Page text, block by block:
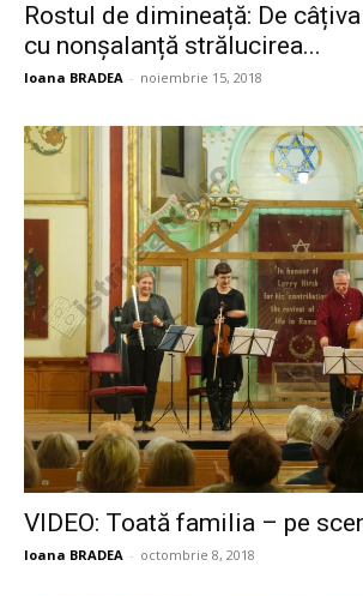
Rostul de dimineață: De
cu nonșalanță strălucirea...
Ioana BRADEA - noiembrie 15, 2018
VIDEO: Toată familia – pe
Ioana BRADEA - octombrie 8, 2018